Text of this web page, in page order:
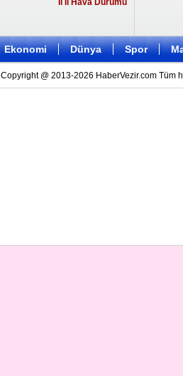
İl İl Hava Durumu
Ekonomi Dünya Spor
Copyright @ 2013-2026 HaberVezir.com Tüm